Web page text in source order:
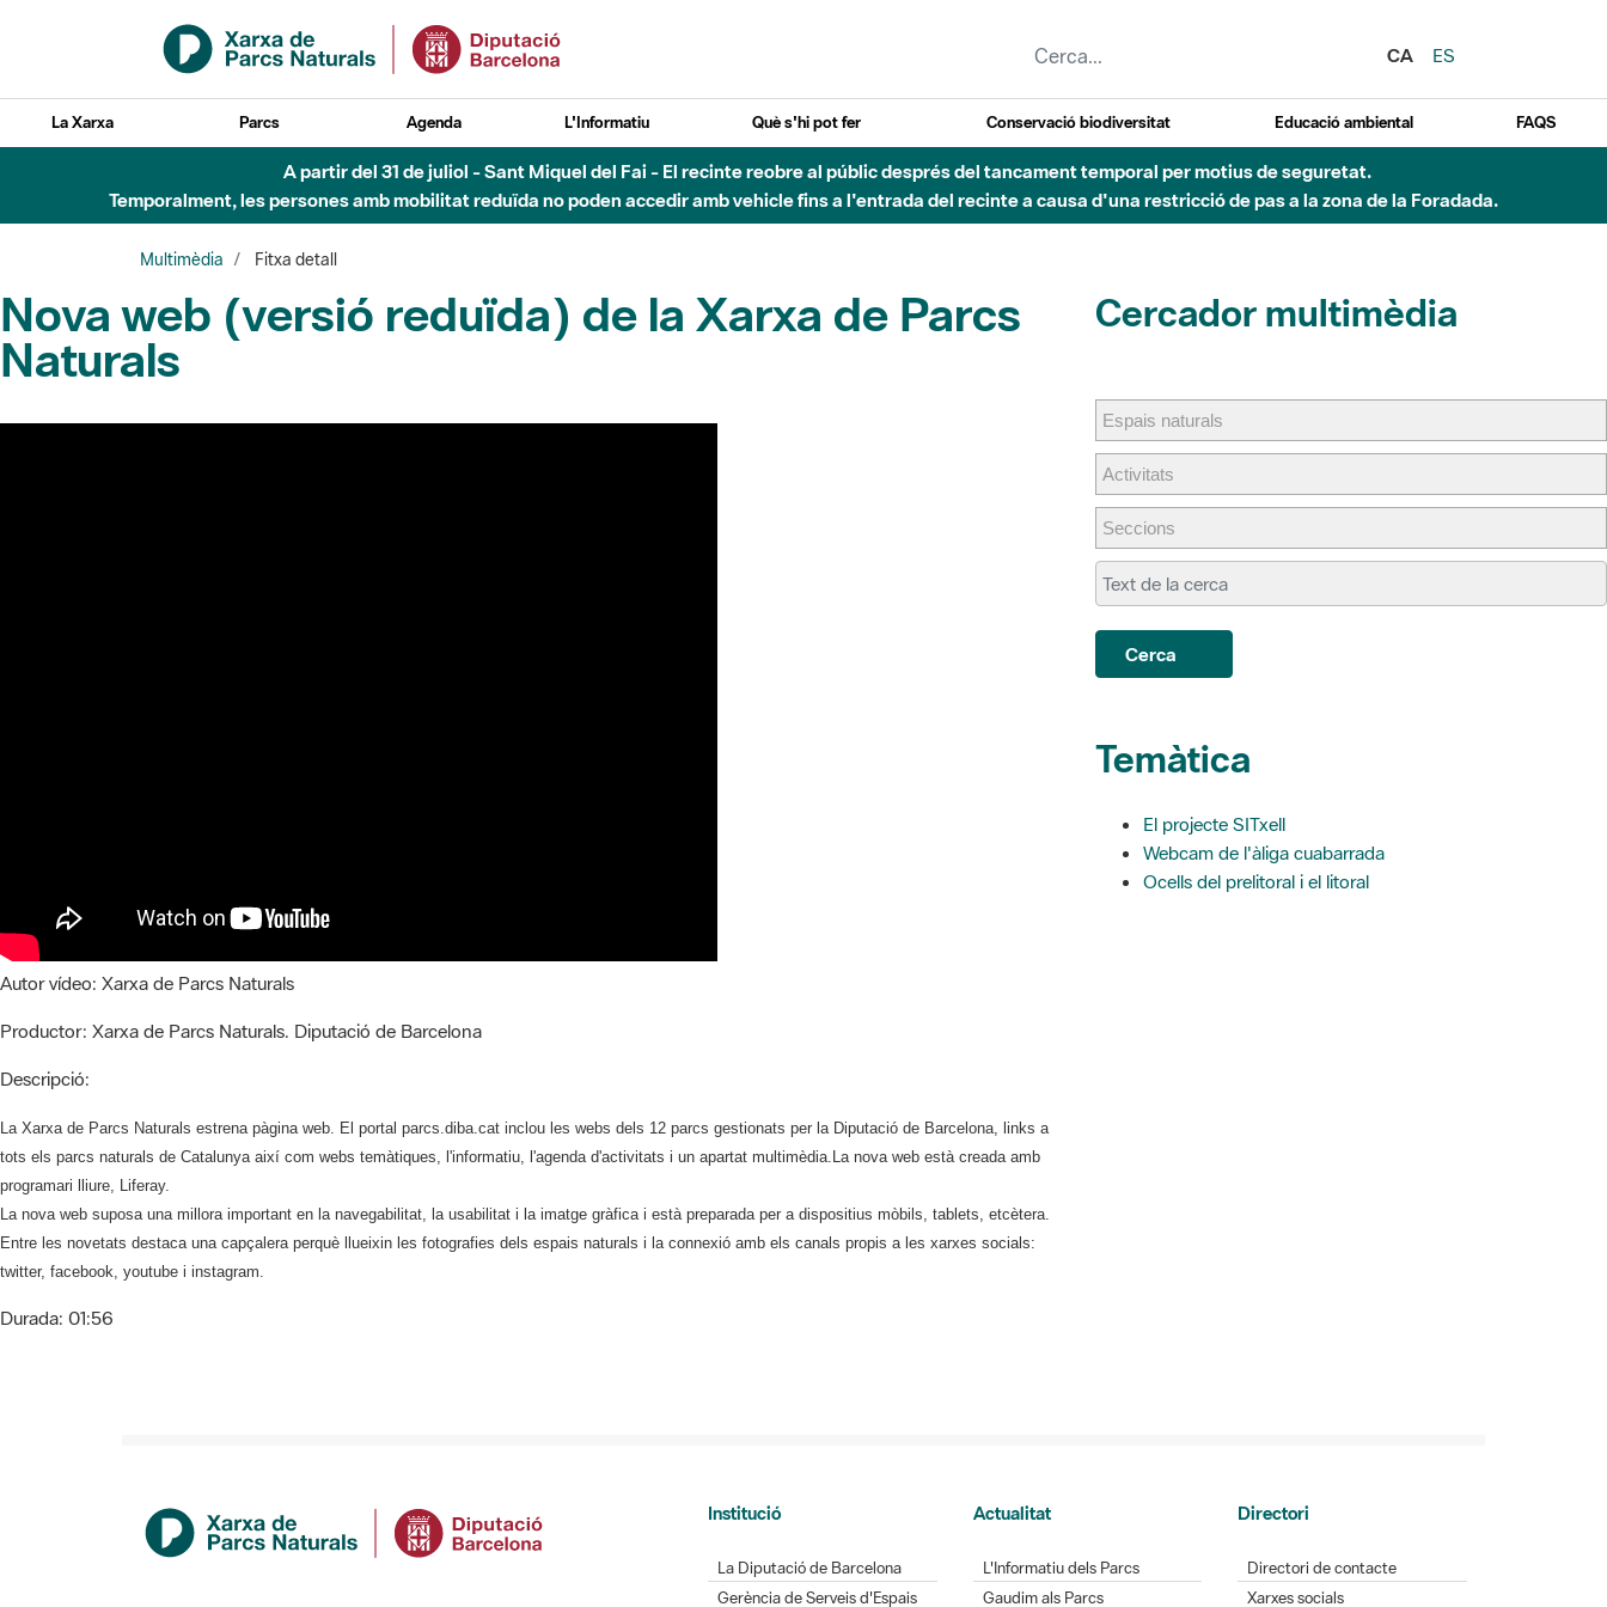
Salta al contingut principal
CA
ES
La Xarxa Parcs Agenda L'Informatiu Què s'hi pot fer Conservació biodiversitat Educació ambiental FAQS
A partir del 31 de juliol - Sant Miquel del Fai - El recinte reobre al públic després del tancament temporal per motius de seguretat.
Temporalment, les persones amb mobilitat reduïda no poden accedir amb vehicle fins a l'entrada del recinte a causa d'una restricció de pas a la zona de la Foradada.
Multimèdia Fitxa detall
Nova web (versió reduïda) de la Xarxa de Parcs
Naturals
Autor vídeo: Xarxa de Parcs Naturals
Productor: Xarxa de Parcs Naturals. Diputació de Barcelona
Descripció:
La Xarxa de Parcs Naturals estrena pàgina web. El portal parcs.diba.cat inclou les webs dels 12 parcs gestionats per la Diputació de Barcelona, links a
tots els parcs naturals de Catalunya així com webs temàtiques, l'informatiu, l'agenda d'activitats i un apartat multimèdia.La nova web està creada amb
programari lliure, Liferay.
La nova web suposa una millora important en la navegabilitat, la usabilitat i la imatge gràfica i està preparada per a dispositius mòbils, tablets, etcètera.
Entre les novetats destaca una capçalera perquè llueixin les fotografies dels espais naturals i la connexió amb els canals propis a les xarxes socials:
twitter, facebook, youtube i instagram.
Durada: 01:56
Cercador multimèdia
Cerca
Temàtica
El projecte SITxell
Webcam de l'àliga cuabarrada
Ocells del prelitoral i el litoral
Institució
La Diputació de Barcelona
Gerència de Serveis d'Espais
Actualitat
L'Informatiu dels Parcs
Gaudim als Parcs
Directori
Directori de contacte
Xarxes socials